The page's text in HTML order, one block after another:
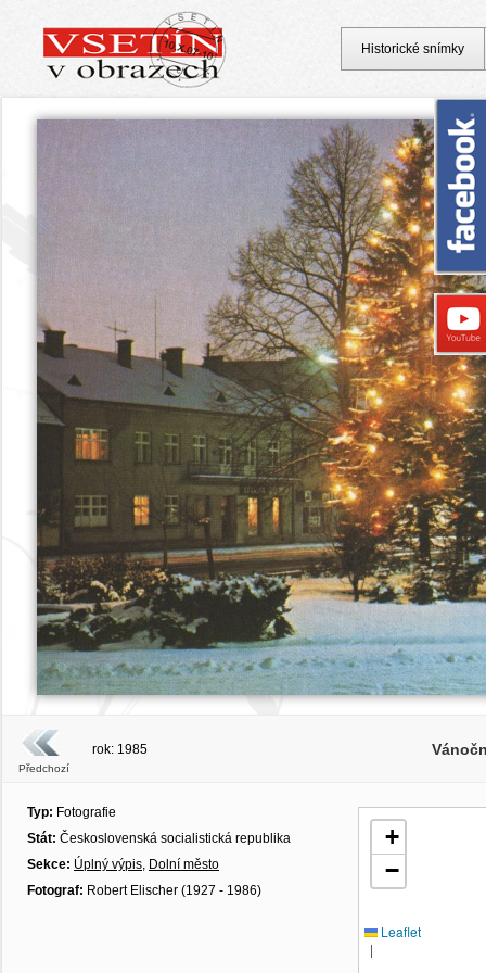
Předchozí
rok: 1985
Typ: Fotografie
Stát: Československá socialistická republika
Sekce: Úplný výpis, Dolní město
Fotograf: Robert Elischer (1927 - 1986)
+
−
Leaflet
|
Historické snímky